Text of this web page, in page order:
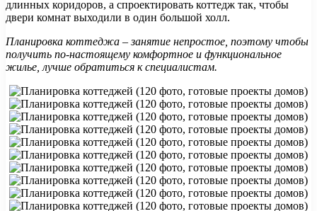
длинных коридоров, а спроектировать коттедж так, чтобы
двери комнат выходили в один большой холл.
Планировка коттеджа – занятие непростое, поэтому чтобы
получить по-настоящему комфортное и функциональное
жилье, лучше обратиться к специалистам.